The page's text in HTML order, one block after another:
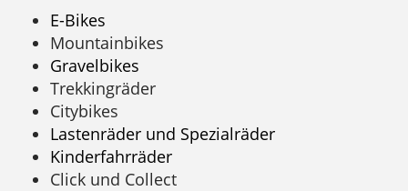
E-Bikes
Mountainbikes
Gravelbikes
Trekkingräder
Citybikes
Lastenräder und Spezialräder
Kinderfahrräder
Click und Collect